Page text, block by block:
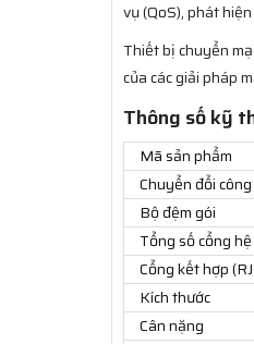
vụ (QoS), phát
Thiết bị chuyển
của các giải pháp
Thông số kỹ
Mã sản phẩm
Chuyển đổi
Bộ đệm gói
Tổng số cổng
Cổng kết hợp
Kích thước
Cân nặng